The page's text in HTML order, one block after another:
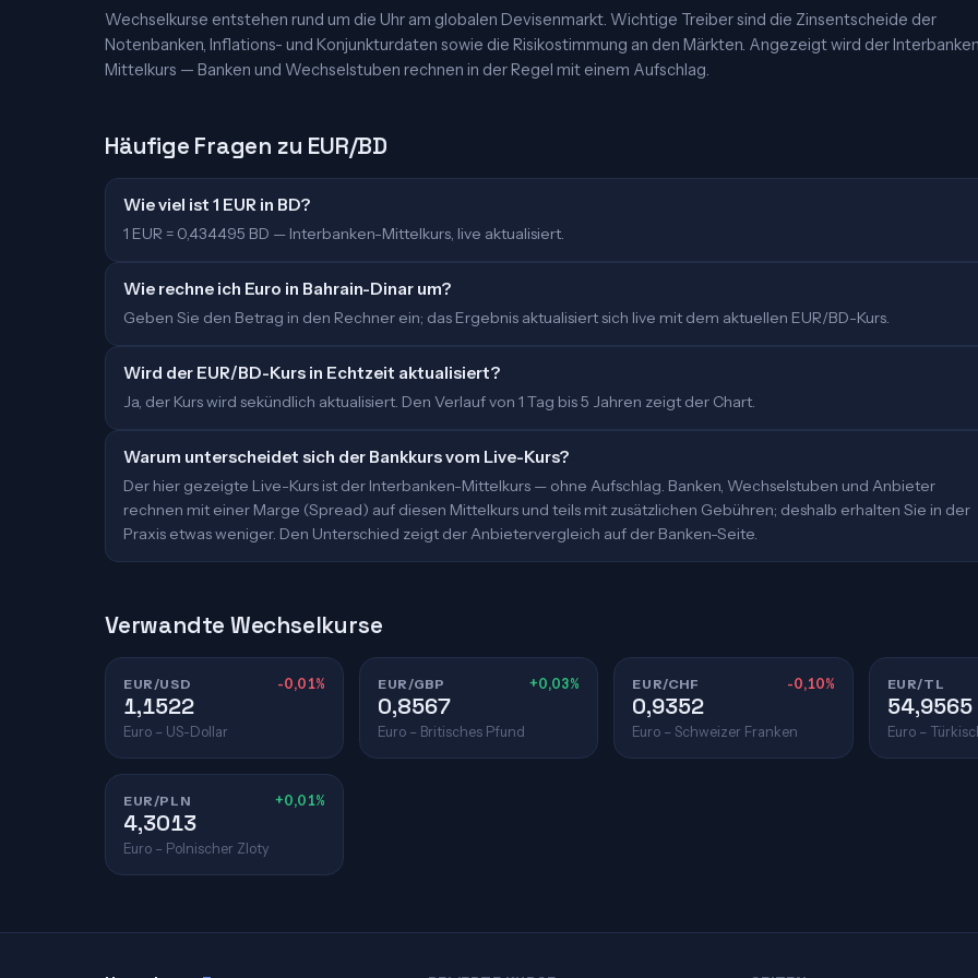
Wechselkurse entstehen rund um die Uhr am globalen Devisenmarkt. Wichtige Treiber sind die Zinsentscheide der
Notenbanken, Inflations- und Konjunkturdaten sowie die Risikostimmung an den Märkten. Angezeigt wird der
Mittelkurs — Banken und Wechselstuben rechnen in der Regel mit einem Aufschlag.
Häufige Fragen zu EUR/BD
Wie viel ist 1 EUR in BD?
1 EUR = 0,434495 BD — Interbanken-Mittelkurs, live aktualisiert.
Wie rechne ich Euro in Bahrain-Dinar um?
Geben Sie den Betrag in den Rechner ein; das Ergebnis aktualisiert sich live mit dem aktuellen EUR/BD-Kurs.
Wird der EUR/BD-Kurs in Echtzeit aktualisiert?
Ja, der Kurs wird sekündlich aktualisiert. Den Verlauf von 1 Tag bis 5 Jahren zeigt der Chart.
Warum unterscheidet sich der Bankkurs vom Live-Kurs?
Der hier gezeigte Live-Kurs ist der Interbanken-Mittelkurs — ohne Aufschlag. Banken, Wechselstuben und Anbieter
rechnen mit einer Marge (Spread) auf diesen Mittelkurs und teils mit zusätzlichen Gebühren; deshalb erhalten Sie in der
Praxis etwas weniger. Den Unterschied zeigt der Anbietervergleich auf der Banken-Seite.
Verwandte Wechselkurse
EUR/USD -0,01%
1,1522
Euro – US-Dollar
EUR/GBP +0,03%
0,8567
Euro – Britisches Pfund
EUR/CHF -0,10%
0,9352
Euro – Schweizer Franken
EUR/TL
54,9565
Euro –
EUR/PLN +0,01%
4,3013
Euro – Polnischer Zloty